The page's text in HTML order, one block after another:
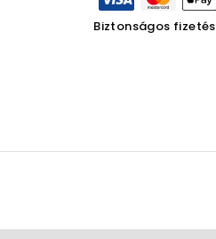
Biztonságos fizetés